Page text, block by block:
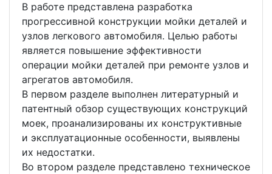
В работе представлена разработка
прогрессивной конструкции мойки деталей и
узлов легкового автомобиля. Целью работы
является повышение эффективности
операции мойки деталей при ремонте узлов и
агрегатов автомобиля.
В первом разделе выполнен литературный и
патентный обзор существующих конструкций
моек, проанализированы их конструктивные
и эксплуатационные особенности, выявлены
их недостатки.
Во втором разделе представлено техническое